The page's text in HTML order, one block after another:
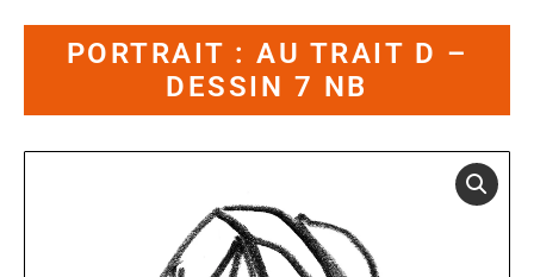
PORTRAIT : AU TRAIT D –
DESSIN 7 NB